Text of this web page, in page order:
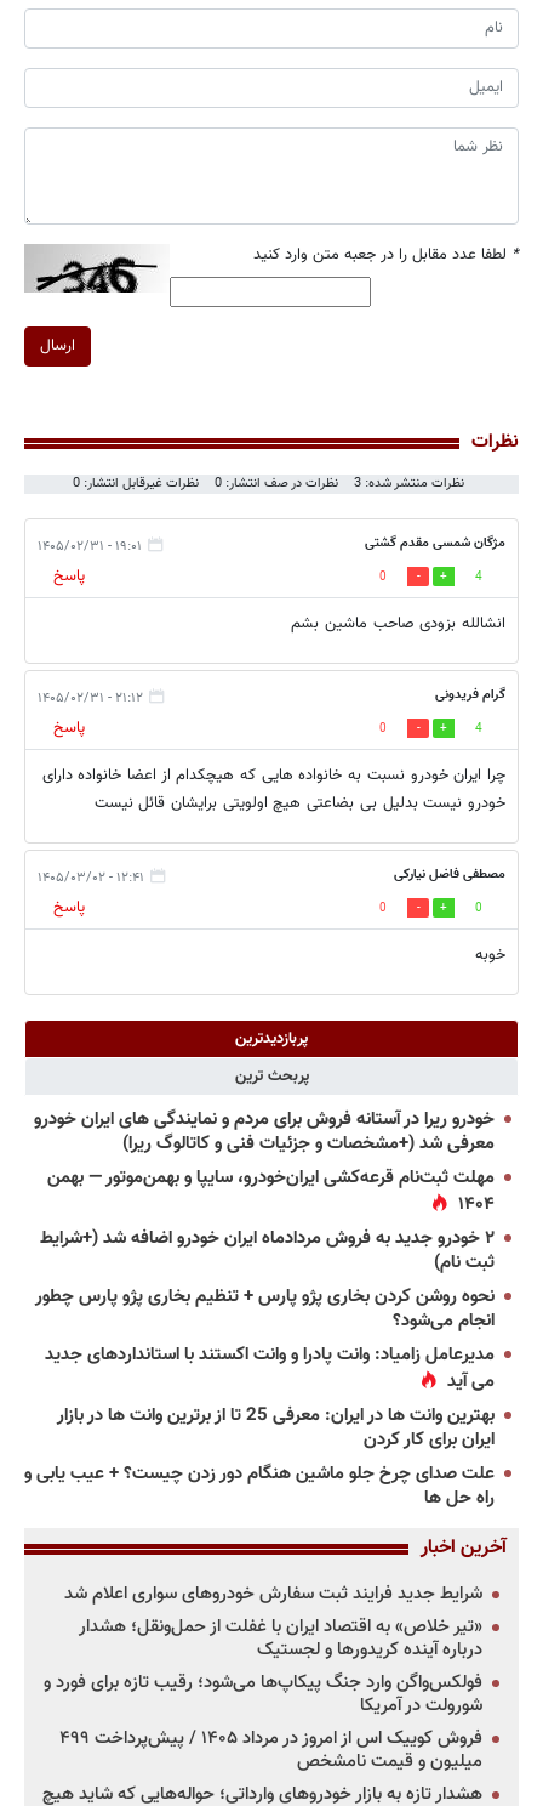
* لطفا عدد مقابل را در جعبه متن وارد کنید
ارسال
نظرات
نظرات منتشر شده: 3 نظرات در صف انتشار: 0 نظرات غیرقابل انتشار: 0
مژگان شمسی مقدم گشتی ۱۹:۰۱ - ۱۴۰۵/۰۲/۳۱
4
0
پاسخ
انشالله بزودی صاحب ماشین بشم
گرام فریدونی ۲۱:۱۲ - ۱۴۰۵/۰۲/۳۱
4
0
پاسخ
چرا ایران خودرو نسبت به خانواده هایی که هیچکدام از اعضا خانواده دارای
خودرو نیست بدلیل بی بضاعتی هیچ اولویتی برایشان قائل نیست
مصطفی فاضل نیارکی ۱۲:۴۱ - ۱۴۰۵/۰۳/۰۲
0
0
پاسخ
خوبه
پربازدیدترین
پربحث ترین
خودرو ریرا در آستانه فروش برای مردم و نمایندگی های ایران خودرو
معرفی شد (+مشخصات و جزئیات فنی و کاتالوگ ریرا)
مهلت ثبت‌نام قرعه‌کشی ایران‌خودرو، سایپا و بهمن‌موتور — بهمن
۱۴۰۴
۲ خودرو جدید به فروش مردادماه ایران خودرو اضافه شد (+شرایط
ثبت نام)
نحوه روشن کردن بخاری پژو پارس + تنظیم بخاری پژو پارس چطور
انجام می‌شود؟
مدیرعامل زامیاد: وانت پادرا و وانت اکستند با استانداردهای جدید
می آید
بهترین وانت ها در ایران: معرفی 25 تا از برترین وانت ها در بازار
ایران برای کار کردن
علت صدای چرخ جلو ماشین هنگام دور زدن چیست؟ + عیب یابی و
راه حل ها
آخرین اخبار
شرایط جدید فرایند ثبت سفارش خودروهای سواری اعلام شد
«تیر خلاص» به اقتصاد ایران با غفلت از حمل‌ونقل؛ هشدار
درباره آینده کریدورها و لجستیک
فولکس‌واگن وارد جنگ پیکاپ‌ها می‌شود؛ رقیب تازه برای فورد و
شورولت در آمریکا
فروش کوییک اس از امروز در مرداد ۱۴۰۵ / پیش‌پرداخت ۴۹۹
میلیون و قیمت نامشخص
هشدار تازه به بازار خودروهای وارداتی؛ حواله‌هایی که شاید هیچ